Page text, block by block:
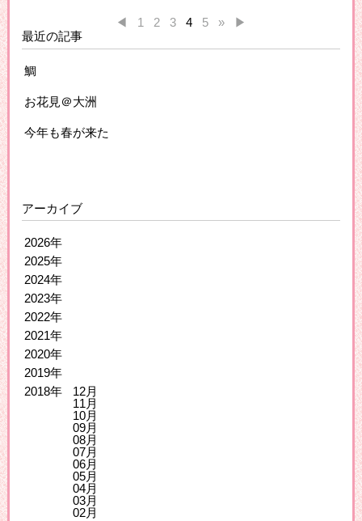
◀ 1 2 3 4 5 »
▶
最近の記事
鯛
お花見＠大洲
今年も春が来た
アーカイブ
2026年
2025年
2024年
2023年
2022年
2021年
2020年
2019年
2018年
12月
11月
10月
09月
08月
07月
06月
05月
04月
03月
02月